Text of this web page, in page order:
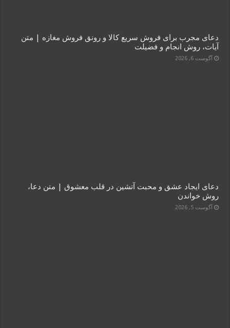
دعای مجرب برای فروش سریع کالا و رونق فروش مغازه | متن
آیات، روش انجام و فضیلت
آگوست 6, 2026
دعای ایجاد عشق و محبت آتشین در قلب معشوق | متن دعا،
روش خواندن
آگوست 5, 2026